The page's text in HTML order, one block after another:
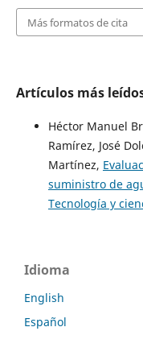
Más formatos de cita
Artículos más
Héctor Manuel
Ramírez, José
Martínez,
suministro de
Tecnología y
Idioma
English
Español